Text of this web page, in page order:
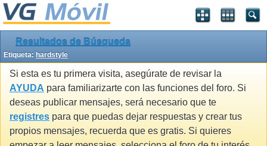
Resultados de Búsqueda
Etiqueta: hardstyle
Si esta es tu primera visita, asegúrate de revisar la
AYUDA para familiarizarte con las funciones del foro. Si
deseas publicar mensajes, será necesario que te
registres para que puedas dejar respuestas y crear tus
propios mensajes, recuerda que es gratis. Si quieres